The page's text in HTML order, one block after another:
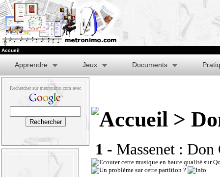
Accueil
Apprendre Jeux Documents
Rechercher sur metronimo.com avec
>
1 - Massenet :